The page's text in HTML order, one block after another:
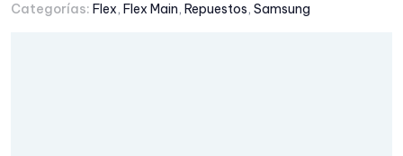
Categorías: Flex, Flex Main, Repuestos, Samsung